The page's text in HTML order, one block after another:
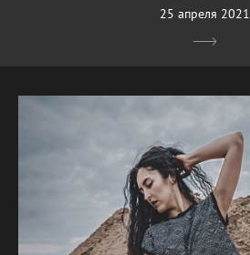
25 апреля 2021